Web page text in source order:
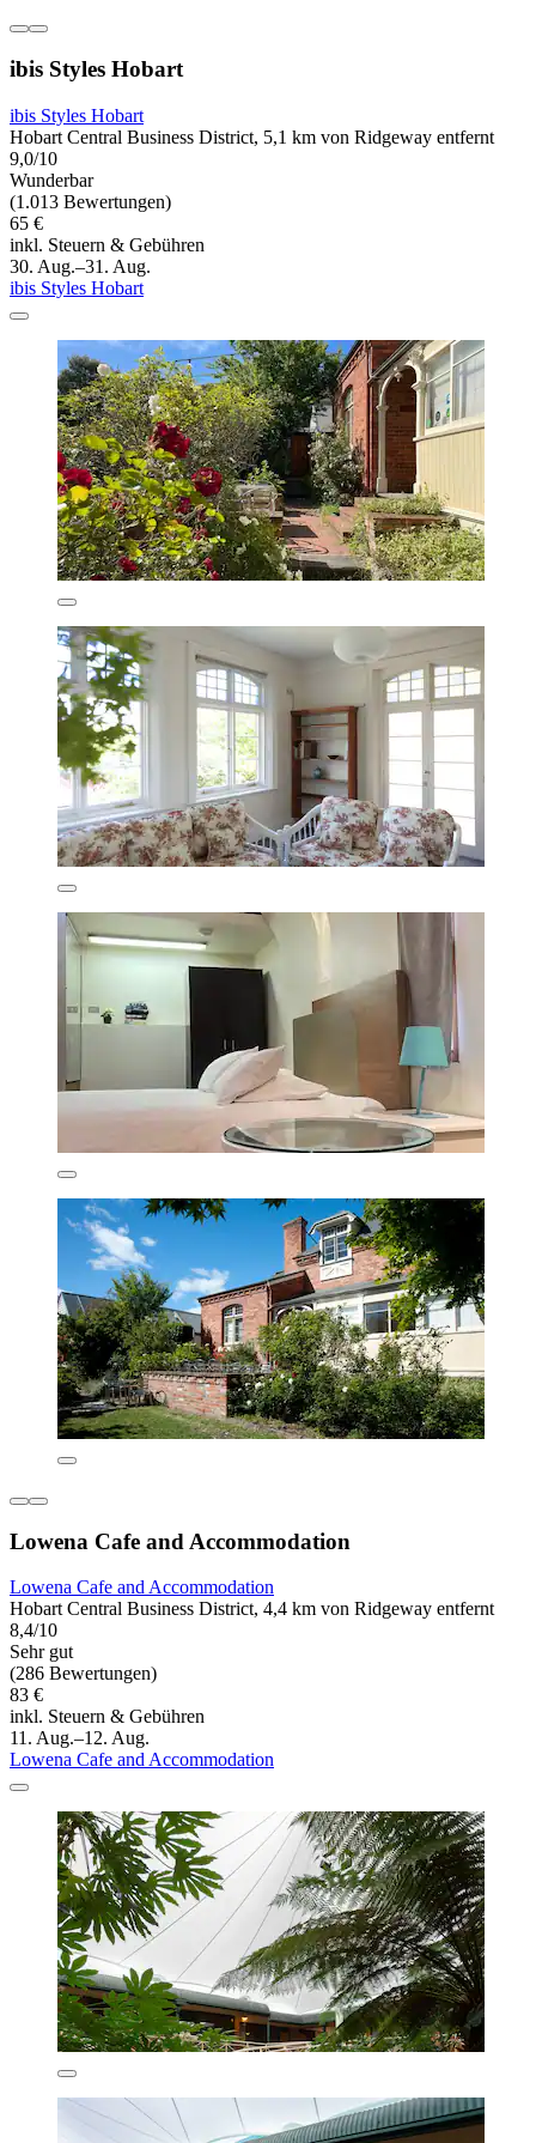
ibis Styles Hobart
ibis Styles Hobart
Hobart Central Business District, 5,1 km von Ridgeway entfernt
9,0/10
Wunderbar
(1.013 Bewertungen)
65 €
inkl. Steuern & Gebühren
30. Aug.–31. Aug.
ibis Styles Hobart
Lowena Cafe and Accommodation
Lowena Cafe and Accommodation
Hobart Central Business District, 4,4 km von Ridgeway entfernt
8,4/10
Sehr gut
(286 Bewertungen)
83 €
inkl. Steuern & Gebühren
11. Aug.–12. Aug.
Lowena Cafe and Accommodation